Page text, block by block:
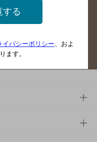
イン
感想
する
イバシーポリシー 、およ
ます。